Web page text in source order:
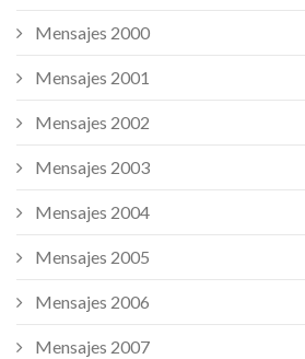
Mensajes 2000
Mensajes 2001
Mensajes 2002
Mensajes 2003
Mensajes 2004
Mensajes 2005
Mensajes 2006
Mensajes 2007